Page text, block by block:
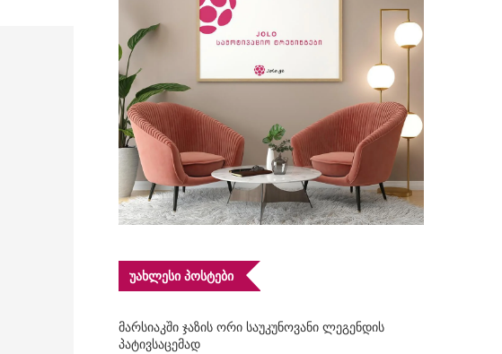
ᲣᲐᲮᲚᲔᲡᲘ ᲞᲝᲡᲢᲔᲑᲘ
მარსიაკში ჯაზის ორი საუკუნოვანი ლეგენდის
პატივსაცემად